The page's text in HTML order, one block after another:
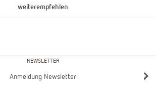
weiterempfehlen
NEWSLETTER
Anmeldung Newsletter